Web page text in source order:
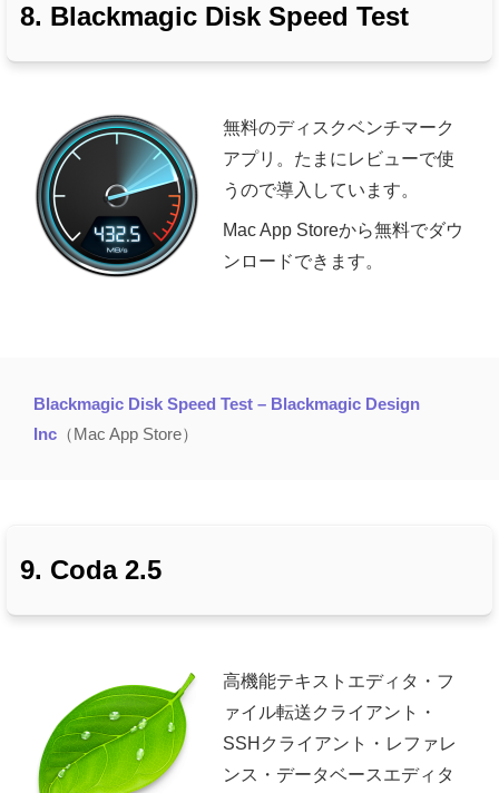
8. Blackmagic Disk Speed Test
無料のディスクベンチマーク
アプリ。たまにレビューで使
うので導入しています。
Mac App Storeから無料でダウ
ンロードできます。
Blackmagic Disk Speed Test – Blackmagic Design
Inc （Mac App Store）
9. Coda 2.5
高機能テキストエディタ・フ
ァイル転送クライアント・
SSHクライアント・レファレ
ンス・データベースエディタ